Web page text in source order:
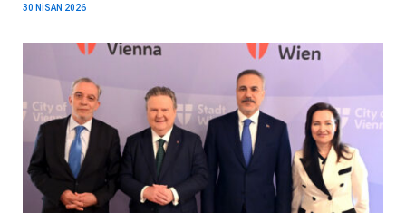
30 NISAN 2026